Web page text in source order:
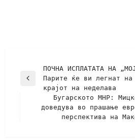
ПОЧНА ИСПЛАТАТА НА
Парите ќе ви легнат на
крајот на неделава
Бугарското МНР:
доведува во прашање
перспектива на